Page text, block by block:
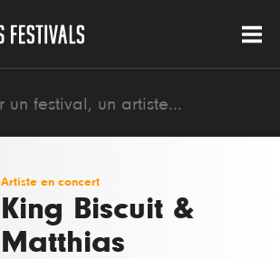
Artiste en concert
King Biscuit &
Matthias